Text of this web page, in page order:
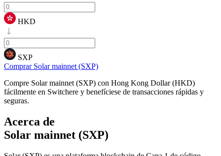
HKD
SXP
Comprar Solar mainnet (SXP)
Compre Solar mainnet (SXP) con Hong Kong Dollar (HKD)
fácilmente en Switchere y benefíciese de transacciones rápidas y
seguras.
Acerca de
Solar mainnet (SXP)